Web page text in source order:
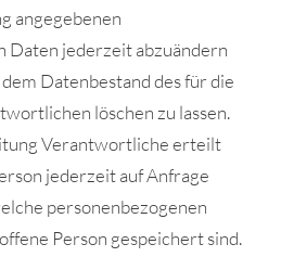
angegebenen
Daten jederzeit abzuändern
Datenbestand des für die
löschen zu lassen.
Verantwortliche erteilt
jederzeit auf Anfrage
personenbezogenen
Person gespeichert sind.